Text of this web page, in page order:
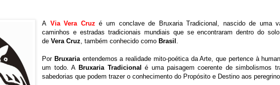
A Via Vera Cruz é um conclave de Bruxaria Tradicional, nascido de uma
caminhos e estradas tradicionais mundiais que se encontraram dentro do
deVera Cruz , também conhecido comoBrasil
Por Bruxariaentendemos a realidade mito-poética da Arte, que pertence à
um todo. A Bruxaria Tradicional é uma paisagem coerente de simbolismos
sabedorias que podem trazer o conhecimento do Propósito e Destino aos